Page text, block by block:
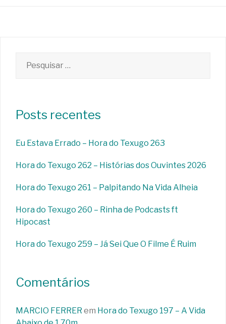
por:
Posts recentes
Eu Estava Errado – Hora do Texugo 263
Hora do Texugo 262 – Histórias dos Ouvintes 2026
Hora do Texugo 261 – Palpitando Na Vida Alheia
Hora do Texugo 260 – Rinha de Podcasts ft
Hipocast
Hora do Texugo 259 – Já Sei Que O Filme É Ruim
Comentários
MARCIO FERRER em Hora do Texugo 197 – A Vida